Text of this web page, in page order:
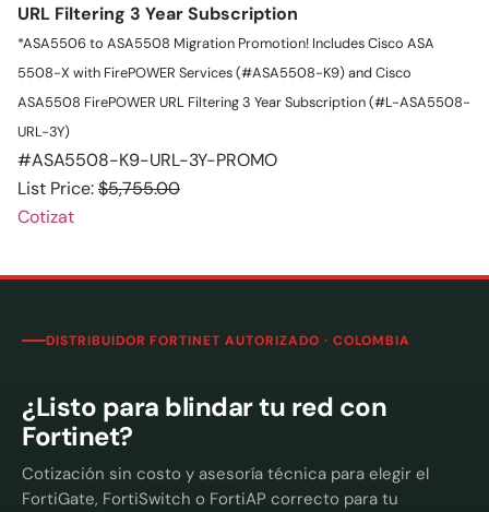
URL Filtering 3 Year Subscription
*ASA5506 to ASA5508 Migration Promotion! Includes Cisco ASA
5508-X with FirePOWER Services (#ASA5508-K9) and Cisco
ASA5508 FirePOWER URL Filtering 3 Year Subscription (#L-ASA5508-
URL-3Y)
#ASA5508-K9-URL-3Y-PROMO
List Price:$5,755.00
Cotizat
DISTRIBUIDOR FORTINET AUTORIZADO · COLOMBIA
¿Listo para blindar tu red con
Fortinet?
Cotización sin costo y asesoría técnica para elegir el
FortiGate, FortiSwitch o FortiAP correcto para tu